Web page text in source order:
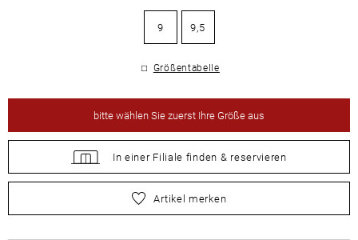
9 9,5
Größentabelle
bittewählen Sie zuerst Ihre Größe aus
In einer Filiale finden & reservieren
wählen Sie zuerst Ihre Größe aus
Artikel merken